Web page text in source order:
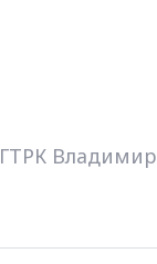
ГТРК Владимир